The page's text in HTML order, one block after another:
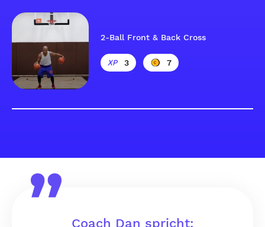
2-Ball Front & Back Cross
3 7
Coach Dan spricht: